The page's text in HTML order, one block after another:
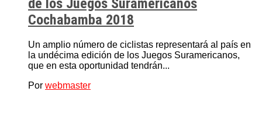
de los Juegos Suramericanos
Cochabamba 2018
Un amplio número de ciclistas representará al país en
la undécima edición de los Juegos Suramericanos,
que en esta oportunidad tendrán...
Por webmaster